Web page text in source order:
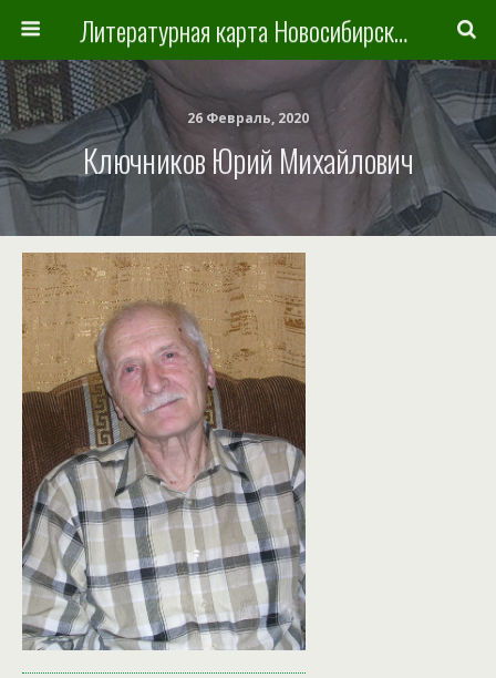
Литературная карта Новосибирска и Новосибирской области
26 Февраль, 2020
Ключников Юрий Михайлович